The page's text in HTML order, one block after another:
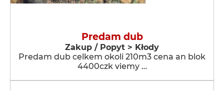
Predam dub
Zakup / Popyt > Kłody
Predam dub celkem okoli 210m3 cena an blok
4400czk viemy …